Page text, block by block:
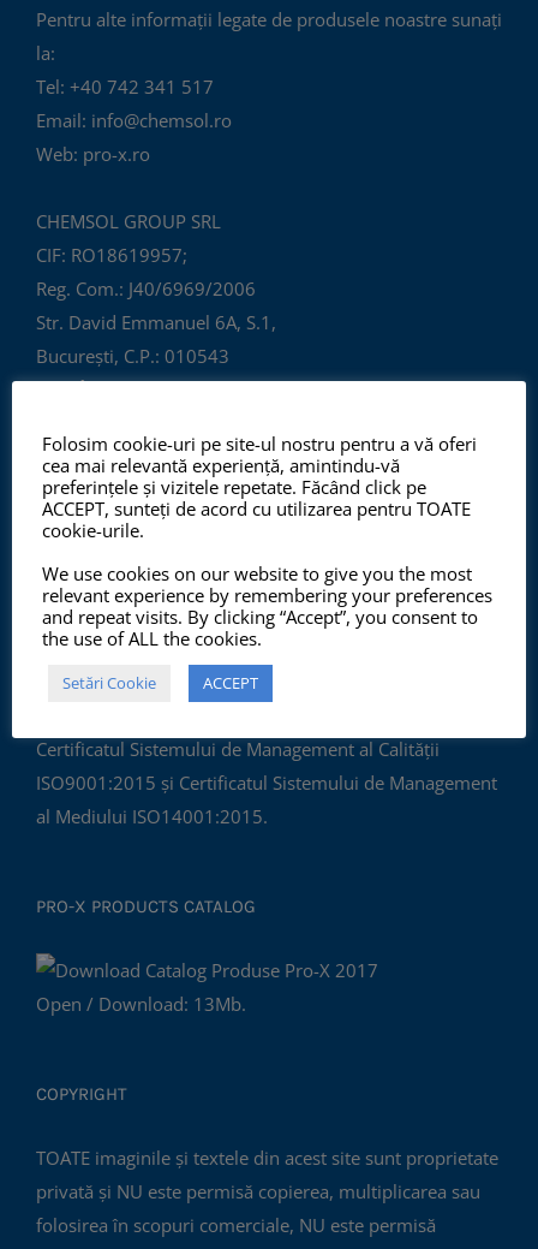
Pentru alte informații legate de produsele noastre sunați
la:
Tel: +40 742 341 517
Email: info@chemsol.ro
Web: pro-x.ro
CHEMSOL GROUP SRL
CIF: RO18619957;
Reg. Com.: J40/6969/2006
Str. David Emmanuel 6A, S.1,
București, C.P.: 010543
ISO 9001:2015, ISO 14001:2015
Certificatul Sistemului de Management al Calității
ISO9001:2015 și Certificatul Sistemului de Management
al Mediului ISO14001:2015.
PRO-X PRODUCTS CATALOG
Open / Download: 13Mb.
COPYRIGHT
TOATE imaginile și textele din acest site sunt proprietate
privată și NU este permisă copierea, multiplicarea sau
folosirea în scopuri comerciale, NU este permisă
Folosim cookie-uri pe site-ul nostru pentru a vă oferi
cea mai relevantă experiență, amintindu-vă
preferințele și vizitele repetate. Făcând click pe
ACCEPT, sunteți de acord cu utilizarea pentru TOATE
cookie-urile.
We use cookies on our website to give you the most
relevant experience by remembering your preferences
and repeat visits. By clicking “Accept”, you consent to
the use of ALL the cookies.
Setări Cookie ACCEPT